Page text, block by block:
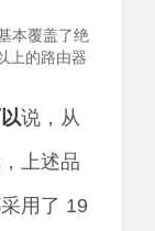
本覆盖了绝
上的路由器
说，从
上述品
用了 19